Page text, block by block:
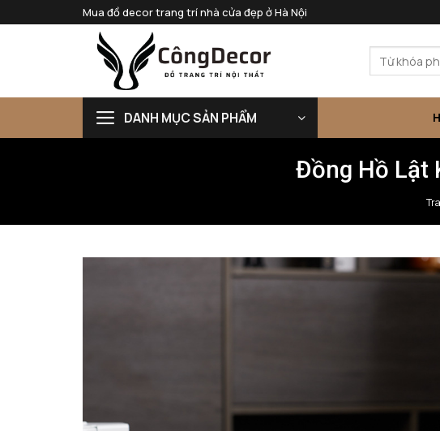
Mua đồ decor trang trí nhà cửa đẹp ở Hà Nội
kiếm:
DANH MỤC SẢN PHẨM
Đồng Hồ Lật